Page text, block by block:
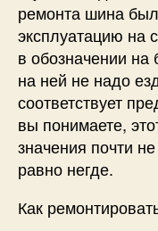
ремонта шина
эксплуатацию на
в обозначении на
на ней не надо
соответствует
вы понимаете,
значения почти
равно негде.
Как